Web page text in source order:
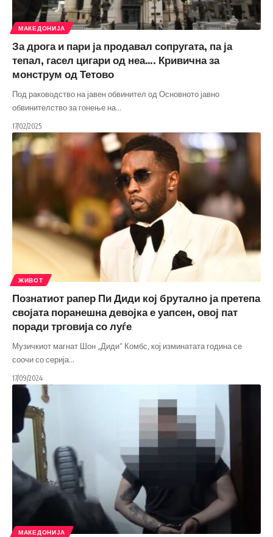
МАКЕДОНИЈА
За дрога и пари ја продавал сопругата, па ја
тепал, гасел цигари од неа…. Кривична за
монструм од Тетово
Под раководство на јавен обвинител од Основното јавно
обвинителство за гонење на…
17/02/2025
ЖИВОТ
Познатиот рапер Пи Диди кој брутално ја претепа
својата поранешна девојка е уапсен, овој пат
поради трговија со луѓе
Музичкиот магнат Шон „Диди“ Комбс, кој изминатата година се
соочи со серија…
17/09/2024
МАКЕДОНИЈА